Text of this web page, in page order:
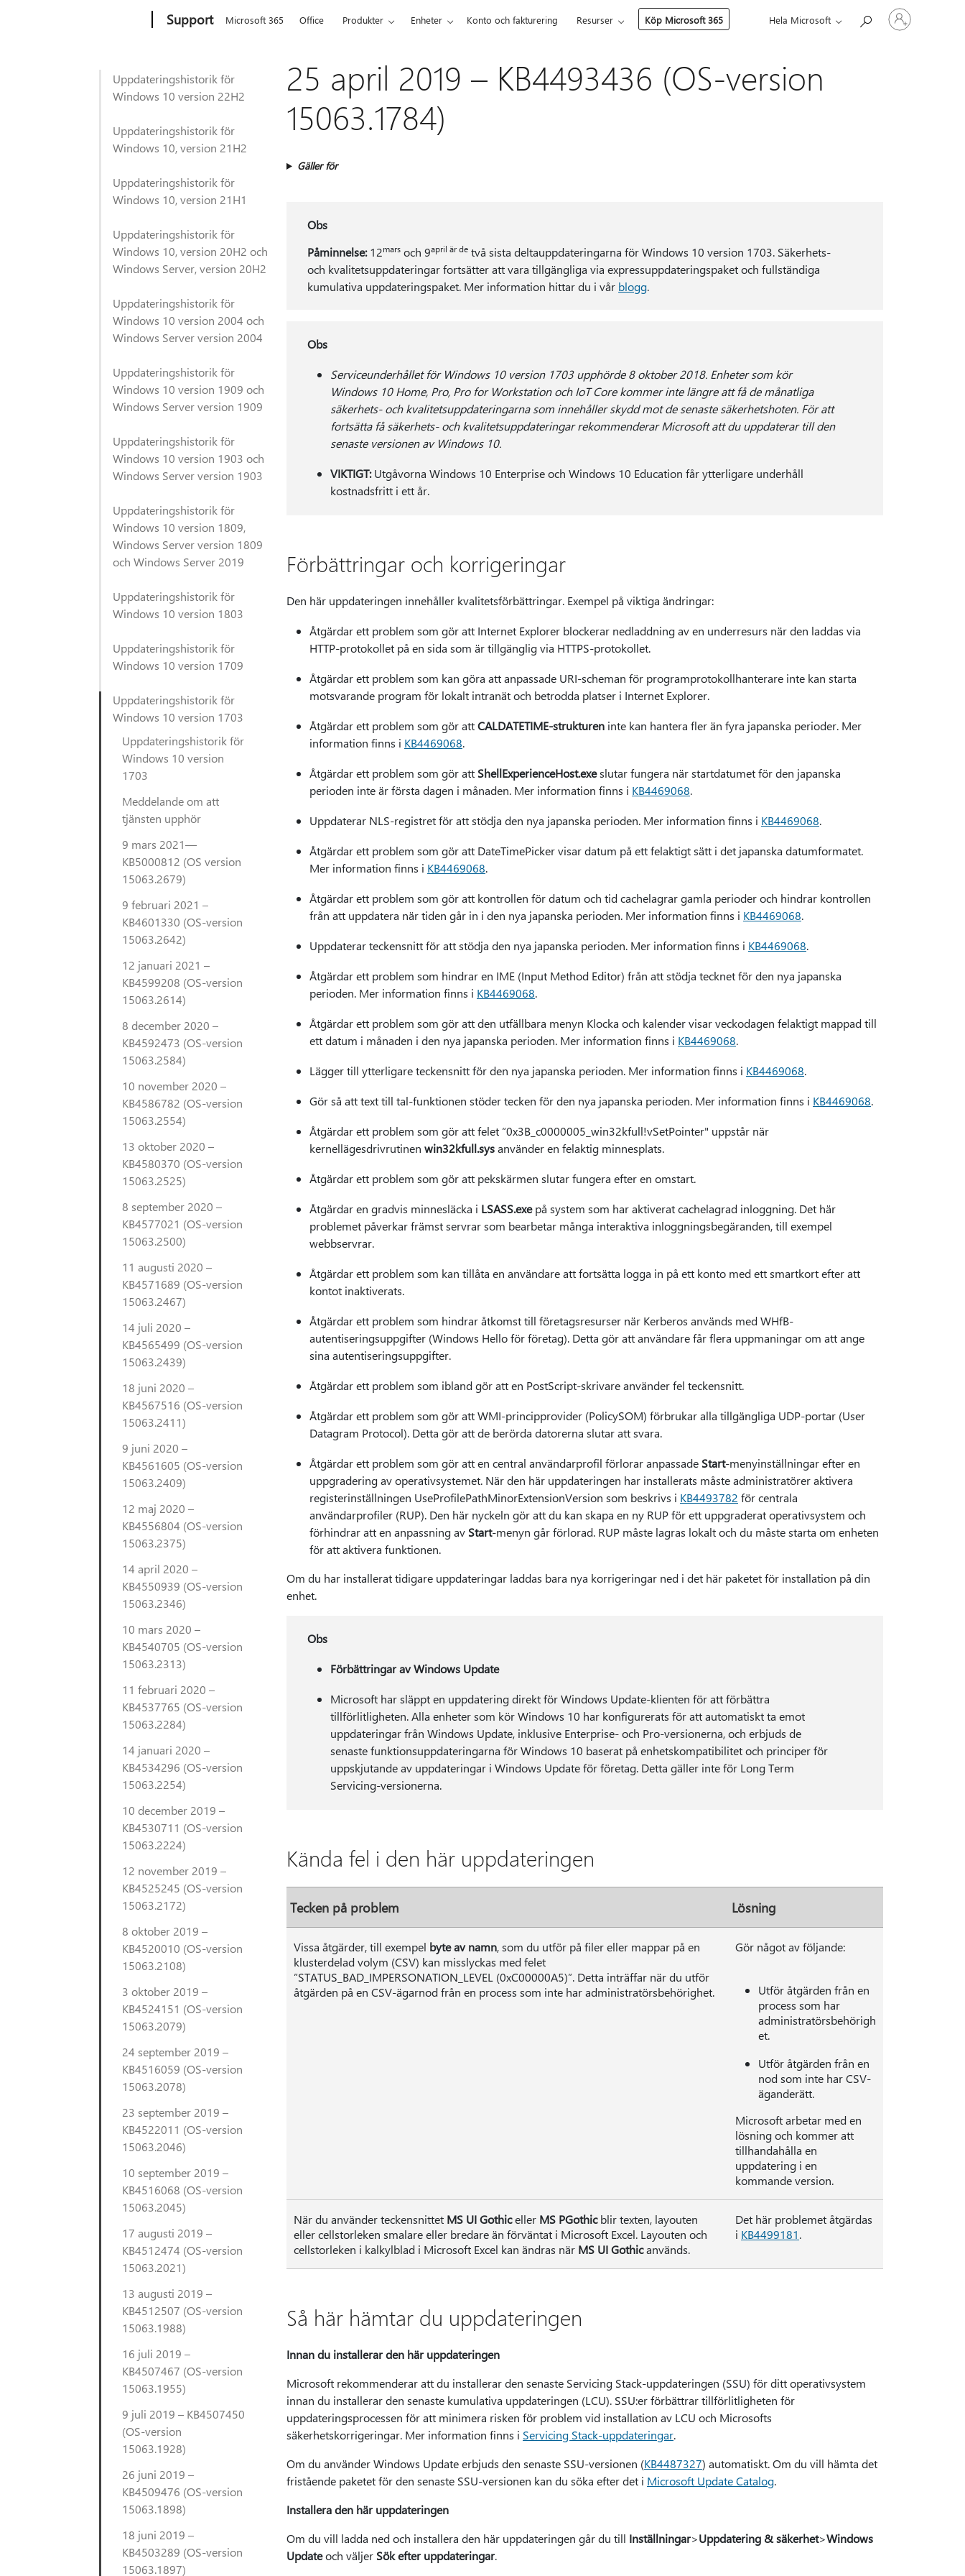
Support Microsoft 365 Office Produkter Enheter Konto och fakturering Resurser Köp Microsoft 365 Hela Microsoft
Logga
in
Uppdateringshistorik för
Windows 10 version 22H2
Uppdateringshistorik för
Windows 10, version 21H2
Uppdateringshistorik för
Windows 10, version 21H1
Uppdateringshistorik för
Windows 10, version 20H2 och
Windows Server, version 20H2
Uppdateringshistorik för
Windows 10 version 2004 och
Windows Server version 2004
Uppdateringshistorik för
Windows 10 version 1909 och
Windows Server version 1909
Uppdateringshistorik för
Windows 10 version 1903 och
Windows Server version 1903
Uppdateringshistorik för
Windows 10 version 1809,
Windows Server version 1809
och Windows Server 2019
Uppdateringshistorik för
Windows 10 version 1803
Uppdateringshistorik för
Windows 10 version 1709
Uppdateringshistorik för
Windows 10 version 1703
Uppdateringshistorik för
Windows 10 version
1703
Meddelande om att
tjänsten upphör
9 mars 2021—
KB5000812 (OS version
15063.2679)
9 februari 2021 –
KB4601330 (OS-version
15063.2642)
12 januari 2021 –
KB4599208 (OS-version
15063.2614)
8 december 2020 –
KB4592473 (OS-version
15063.2584)
10 november 2020 –
KB4586782 (OS-version
15063.2554)
13 oktober 2020 –
KB4580370 (OS-version
15063.2525)
8 september 2020 –
KB4577021 (OS-version
15063.2500)
11 augusti 2020 –
KB4571689 (OS-version
15063.2467)
14 juli 2020 –
KB4565499 (OS-version
15063.2439)
18 juni 2020 –
KB4567516 (OS-version
15063.2411)
9 juni 2020 –
KB4561605 (OS-version
15063.2409)
12 maj 2020 –
KB4556804 (OS-version
15063.2375)
14 april 2020 –
KB4550939 (OS-version
15063.2346)
10 mars 2020 –
KB4540705 (OS-version
15063.2313)
11 februari 2020 –
KB4537765 (OS-version
15063.2284)
14 januari 2020 –
KB4534296 (OS-version
15063.2254)
10 december 2019 –
KB4530711 (OS-version
15063.2224)
12 november 2019 –
KB4525245 (OS-version
15063.2172)
8 oktober 2019 –
KB4520010 (OS-version
15063.2108)
3 oktober 2019 –
KB4524151 (OS-version
15063.2079)
24 september 2019 –
KB4516059 (OS-version
15063.2078)
23 september 2019 –
KB4522011 (OS-version
15063.2046)
10 september 2019 –
KB4516068 (OS-version
15063.2045)
17 augusti 2019 –
KB4512474 (OS-version
15063.2021)
13 augusti 2019 –
KB4512507 (OS-version
15063.1988)
16 juli 2019 –
KB4507467 (OS-version
15063.1955)
9 juli 2019 – KB4507450
(OS-version
15063.1928)
26 juni 2019 –
KB4509476 (OS-version
15063.1898)
18 juni 2019 –
KB4503289 (OS-version
15063.1897)
25 april 2019 – KB4493436 (OS-version
15063.1784)
Gäller för
Obs
Påminnelse:12mars och 9april är de två sista deltauppdateringarna för Windows 10 version 1703. Säkerhets-
och kvalitetsuppdateringar fortsätter att vara tillgängliga via expressuppdateringspaket och fullständiga
kumulativa uppdateringspaket. Mer information hittar du i vår blogg.
Obs
Serviceunderhållet för Windows 10 version 1703 upphörde 8 oktober 2018. Enheter som kör
Windows 10 Home, Pro, Pro for Workstation och IoT Core kommer inte längre att få de månatliga
säkerhets- och kvalitetsuppdateringarna som innehåller skydd mot de senaste säkerhetshoten. För att
fortsätta få säkerhets- och kvalitetsuppdateringar rekommenderar Microsoft att du uppdaterar till den
senaste versionen av Windows 10.
VIKTIGT:Utgåvorna Windows 10 Enterprise och Windows 10 Education får ytterligare underhåll
kostnadsfritt i ett år.
Förbättringar och korrigeringar
Den här uppdateringen innehåller kvalitetsförbättringar. Exempel på viktiga ändringar:
Åtgärdar ett problem som gör att Internet Explorer blockerar nedladdning av en underresurs när den laddas via
HTTP-protokollet på en sida som är tillgänglig via HTTPS-protokollet.
Åtgärdar ett problem som kan göra att anpassade URI-scheman för programprotokollhanterare inte kan starta
motsvarande program för lokalt intranät och betrodda platser i Internet Explorer.
Åtgärdar ett problem som gör attCALDATETIME-strukturen inte kan hantera fler än fyra japanska perioder. Mer
information finns i KB4469068.
Åtgärdar ett problem som gör att ShellExperienceHost.exeslutar fungera när startdatumet för den japanska
perioden inte är första dagen i månaden. Mer information finns i KB4469068.
Uppdaterar NLS-registret för att stödja den nya japanska perioden. Mer information finns i KB4469068.
Åtgärdar ett problem som gör att DateTimePicker visar datum på ett felaktigt sätt i det japanska datumformatet.
Mer information finns i KB4469068.
Åtgärdar ett problem som gör att kontrollen för datum och tid cachelagrar gamla perioder och hindrar kontrollen
från att uppdatera när tiden går in i den nya japanska perioden. Mer information finns i KB4469068.
Uppdaterar teckensnitt för att stödja den nya japanska perioden. Mer information finns i KB4469068.
Åtgärdar ett problem som hindrar en IME (Input Method Editor) från att stödja tecknet för den nya japanska
perioden. Mer information finns i KB4469068.
Åtgärdar ett problem som gör att den utfällbara menyn Klocka och kalender visar veckodagen felaktigt mappad till
ett datum i månaden i den nya japanska perioden. Mer information finns i KB4469068.
Lägger till ytterligare teckensnitt för den nya japanska perioden. Mer information finns i KB4469068.
Gör så att text till tal-funktionen stöder tecken för den nya japanska perioden. Mer information finns i KB4469068.
Åtgärdar ett problem som gör att felet “0x3B_c0000005_win32kfull!vSetPointer" uppstår när
kernellägesdrivrutinen win32kfull.sysanvänder en felaktig minnesplats.
Åtgärdar ett problem som gör att pekskärmen slutar fungera efter en omstart.
Åtgärdar en gradvis minnesläcka i LSASS.exepå system som har aktiverat cachelagrad inloggning. Det här
problemet påverkar främst servrar som bearbetar många interaktiva inloggningsbegäranden, till exempel
webbservrar.
Åtgärdar ett problem som kan tillåta en användare att fortsätta logga in på ett konto med ett smartkort efter att
kontot inaktiverats.
Åtgärdar ett problem som hindrar åtkomst till företagsresurser när Kerberos används med WHfB-
autentiseringsuppgifter (Windows Hello för företag). Detta gör att användare får flera uppmaningar om att ange
sina autentiseringsuppgifter.
Åtgärdar ett problem som ibland gör att en PostScript-skrivare använder fel teckensnitt.
Åtgärdar ett problem som gör att WMI-principprovider (PolicySOM) förbrukar alla tillgängliga UDP-portar (User
Datagram Protocol). Detta gör att de berörda datorerna slutar att svara.
Åtgärdar ett problem som gör att en central användarprofil förlorar anpassade Start-menyinställningar efter en
uppgradering av operativsystemet. När den här uppdateringen har installerats måste administratörer aktivera
registerinställningen UseProfilePathMinorExtensionVersion som beskrivs i KB4493782 för centrala
användarprofiler (RUP). Den här nyckeln gör att du kan skapa en ny RUP för ett uppgraderat operativsystem och
förhindrar att en anpassning av Start-menyn går förlorad. RUP måste lagras lokalt och du måste starta om enheten
för att aktivera funktionen.
Om du har installerat tidigare uppdateringar laddas bara nya korrigeringar ned i det här paketet för installation på din
enhet.
Obs
Förbättringar av Windows Update
Microsoft har släppt en uppdatering direkt för Windows Update-klienten för att förbättra
tillförlitligheten. Alla enheter som kör Windows 10 har konfigurerats för att automatiskt ta emot
uppdateringar från Windows Update, inklusive Enterprise- och Pro-versionerna, och erbjuds de
senaste funktionsuppdateringarna för Windows 10 baserat på enhetskompatibilitet och principer för
uppskjutande av uppdateringar i Windows Update för företag. Detta gäller inte för Long Term
Servicing-versionerna.
Kända fel i den här uppdateringen
Tecken på problem Lösning
Vissa åtgärder, till exempel byte av namn, som du utför på filer eller mappar på en
klusterdelad volym (CSV) kan misslyckas med felet
”STATUS_BAD_IMPERSONATION_LEVEL (0xC00000A5)”. Detta inträffar när du utför
åtgärden på en CSV-ägarnod från en process som inte har administratörsbehörighet.
Gör något av följande:
Utför åtgärden från en
process som har
administratörsbehörigh
et.
Utför åtgärden från en
nod som inte har CSV-
äganderätt.
Microsoft arbetar med en
lösning och kommer att
tillhandahålla en
uppdatering i en
kommande version.
När du använder teckensnittet MS UI Gothiceller MS PGothicblir texten, layouten
eller cellstorleken smalare eller bredare än förväntat i Microsoft Excel. Layouten och
cellstorleken i kalkylblad i Microsoft Excel kan ändras när MS UI Gothicanvänds.
Det här problemet åtgärdas
i KB4499181.
Så här hämtar du uppdateringen
Innan du installerar den här uppdateringen
Microsoft rekommenderar att du installerar den senaste Servicing Stack-uppdateringen (SSU) för ditt operativsystem
innan du installerar den senaste kumulativa uppdateringen (LCU). SSU:er förbättrar tillförlitligheten för
uppdateringsprocessen för att minimera risken för problem vid installation av LCU och Microsofts
säkerhetskorrigeringar. Mer information finns i Servicing Stack-uppdateringar.
Om du använder Windows Update erbjuds den senaste SSU-versionen (KB4487327) automatiskt. Om du vill hämta det
fristående paketet för den senaste SSU-versionen kan du söka efter det i Microsoft Update Catalog.
Installera den här uppdateringen
Om du vill ladda ned och installera den här uppdateringen går du till Inställningar>Uppdatering & säkerhet>Windows
Updateoch väljer Sök efter uppdateringar.